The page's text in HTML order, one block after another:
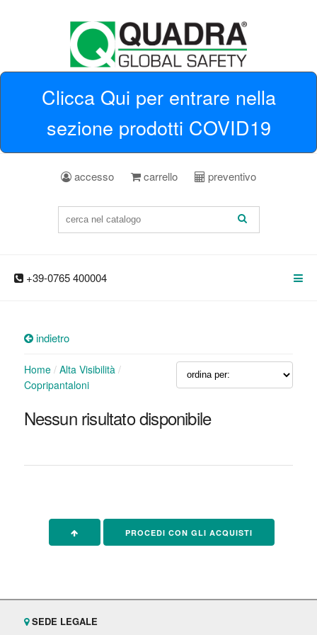
Clicca Qui per entrare nella
sezione prodotti COVID19
accesso carrello preventivo
+39-0765 400004
indietro
Home/ Alta Visibilità /
Copripantaloni
Nessun risultato disponibile
PROCEDI CON GLI ACQUISTI
SEDE LEGALE